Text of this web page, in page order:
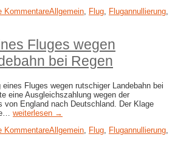
KommentareAllgemein, Flug, Flugannullierung,
Fluges wegen
bei Regen
Fluges wegen rutschiger Landebahn bei
eine Ausgleichszahlung wegen der
von England nach Deutschland. Der Klage
weiterlesen →
KommentareAllgemein, Flug, Flugannullierung,